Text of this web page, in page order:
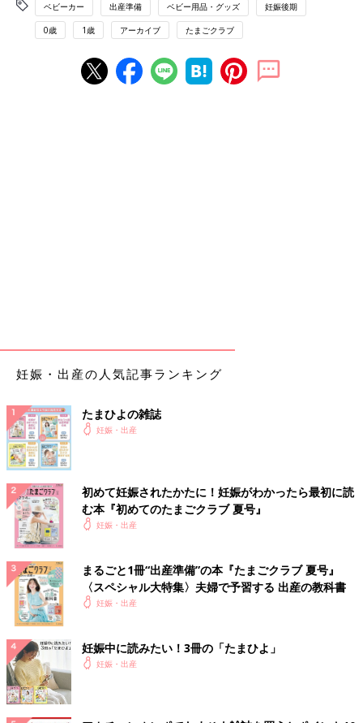
ベビーカー 出産準備 ベビー用品・グッズ 妊娠後期
0歳 1歳 アーカイブ たまごクラブ
妊娠・出産の人気記事ランキング
たまひよの雑誌
妊娠・出産
初めて妊娠されたかたに！妊娠がわかったら最初に読
む本『初めてのたまごクラブ 夏号』
妊娠・出産
まるごと1冊“出産準備”の本『たまごクラブ 夏号』
〈スペシャル大特集〉夫婦で予習する 出産の教科書
妊娠・出産
妊娠中に読みたい！3冊の「たまひよ」
妊娠・出産